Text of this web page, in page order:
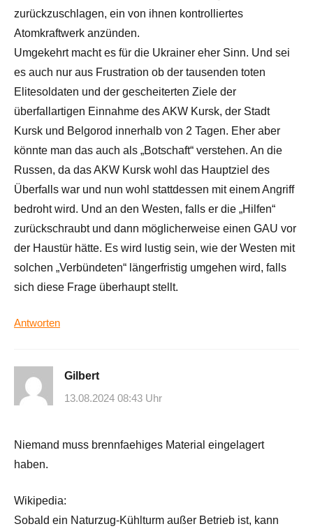
zurückzuschlagen, ein von ihnen kontrolliertes
Atomkraftwerk anzünden.
Umgekehrt macht es für die Ukrainer eher Sinn. Und sei
es auch nur aus Frustration ob der tausenden toten
Elitesoldaten und der gescheiterten Ziele der
überfallartigen Einnahme des AKW Kursk, der Stadt
Kursk und Belgorod innerhalb von 2 Tagen. Eher aber
könnte man das auch als „Botschaft“ verstehen. An die
Russen, da das AKW Kursk wohl das Hauptziel des
Überfalls war und nun wohl stattdessen mit einem Angriff
bedroht wird. Und an den Westen, falls er die „Hilfen“
zurückschraubt und dann möglicherweise einen GAU vor
der Haustür hätte. Es wird lustig sein, wie der Westen mit
solchen „Verbündeten“ längerfristig umgehen wird, falls
sich diese Frage überhaupt stellt.
Antworten
Gilbert
13.08.2024 08:43 Uhr
Niemand muss brennfaehiges Material eingelagert
haben.
Wikipedia:
Sobald ein Naturzug-Kühlturm außer Betrieb ist, kann